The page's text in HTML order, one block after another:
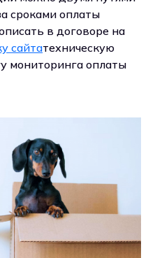
сроками оплаты
в договоре на
сайтатехническую
мониторинга оплаты